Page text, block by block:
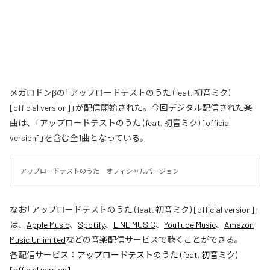
メガロドンβの「アップロードテストのうた (feat. 初音ミク)
[official version]」が配信開始された。今回デジタル配信された楽
曲は、「アップロードテストのうた (feat. 初音ミク) [official
version]」を含む全1曲となっている。
アップロードテストのうた　オフィシャルバージョン
なお「アップロードテストのうた (feat. 初音ミク) [official version] 」
は、 Apple Music、 Spotify、 LINE MUSIC、 YouTube Music、 Amazon
Music Unlimitedなどの音楽配信サービスで聴くことができる。
各配信サービス： アップロードテストのうた (feat. 初音ミク)